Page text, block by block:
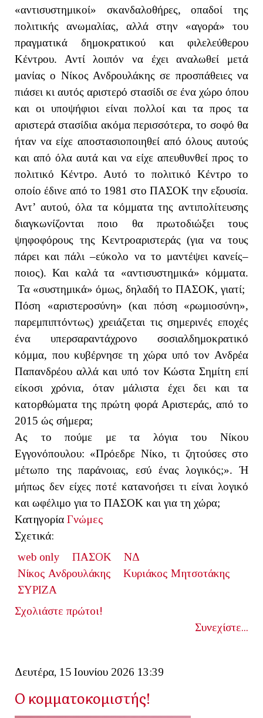
«αντισυστημικοί» σκανδαλοθήρες, οπαδοί της
πολιτικής ανωμαλίας, αλλά στην «αγορά» του
πραγματικά δημοκρατικού και φιλελεύθερου
Κέντρου. Αντί λοιπόν να έχει αναλωθεί μετά
μανίας ο Νίκος Ανδρουλάκης σε προσπάθειες να
πιάσει κι αυτός αριστερό στασίδι σε ένα χώρο όπου
και οι υποψήφιοι είναι πολλοί και τα προς τα
αριστερά στασίδια ακόμα περισσότερα, το σοφό θα
ήταν να είχε αποστασιοποιηθεί από όλους αυτούς
και από όλα αυτά και να είχε απευθυνθεί προς το
πολιτικό Κέντρο. Αυτό το πολιτικό Κέντρο το
οποίο έδινε από το 1981 στο ΠΑΣΟΚ την εξουσία.
Αντ’ αυτού, όλα τα κόμματα της αντιπολίτευσης
διαγκωνίζονται ποιο θα πρωτοδιώξει τους
ψηφοφόρους της Κεντροαριστεράς (για να τους
πάρει και πάλι –εύκολο να το μαντέψει κανείς–
ποιος). Και καλά τα «αντισυστημικά» κόμματα.
Τα «συστημικά» όμως, δηλαδή το ΠΑΣΟΚ, γιατί;
Πόση «αριστεροσύνη» (και πόση «ρωμιοσύνη»,
παρεμπιπτόντως) χρειάζεται τις σημερινές εποχές
ένα υπερσαραντάχρονο σοσιαλδημοκρατικό
κόμμα, που κυβέρνησε τη χώρα υπό τον Ανδρέα
Παπανδρέου αλλά και υπό τον Κώστα Σημίτη επί
είκοσι χρόνια, όταν μάλιστα έχει δει και τα
κατορθώματα της πρώτη φορά Αριστεράς, από το
2015 ώς σήμερα;
Ας το πούμε με τα λόγια του Νίκου
Εγγονόπουλου: «Πρόεδρε Νίκο, τι ζητούσες στο
μέτωπο της παράνοιας, εσύ ένας λογικός;». Ή
μήπως δεν είχες ποτέ κατανοήσει τι είναι λογικό
και ωφέλιμο για το ΠΑΣΟΚ και για τη χώρα;
Κατηγορία Γνώμες
Σχετικά:
web only
ΠΑΣΟΚ
ΝΔ
Νίκος Ανδρουλάκης
Κυριάκος Μητσοτάκης
ΣΥΡΙΖΑ
Σχολιάστε πρώτοι!
Συνεχίστε...
Δευτέρα, 15 Ιουνίου 2026 13:39
Ο κομματοκομιστής!